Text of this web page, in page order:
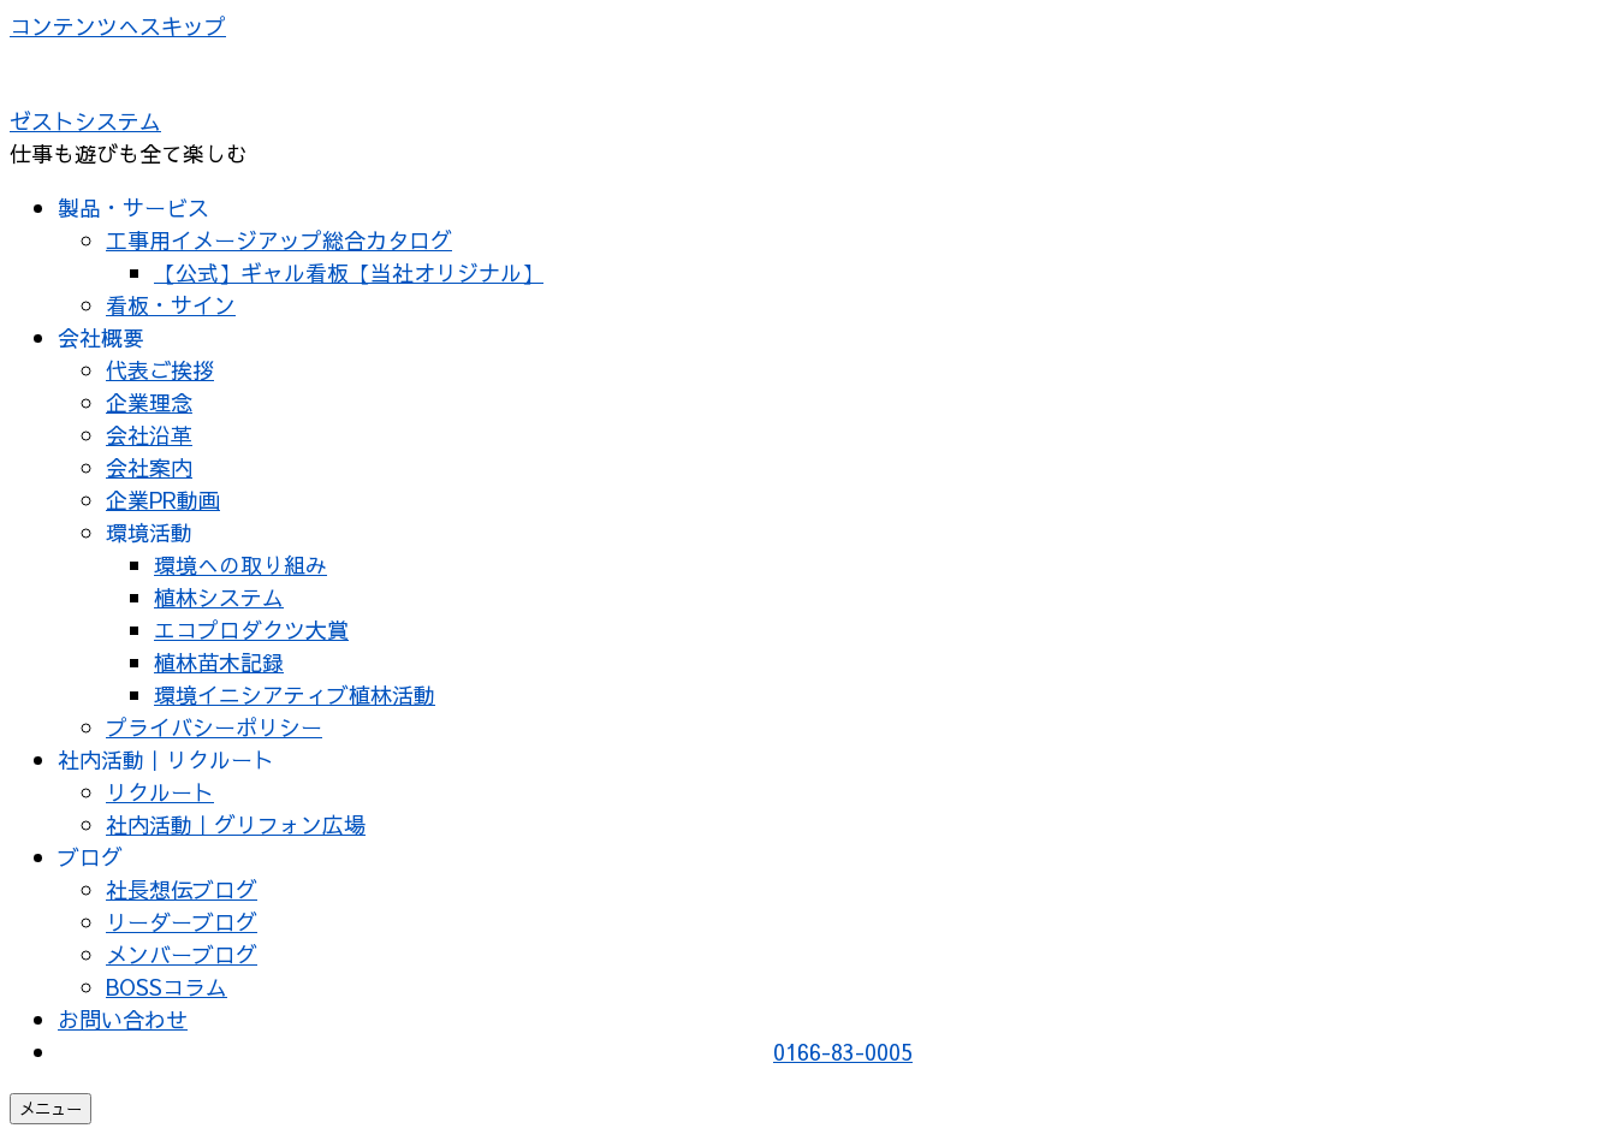
コンテンツへスキップ
ゼストシステム
仕事も遊びも全て楽しむ
製品・サービス
工事用イメージアップ総合カタログ
【公式】ギャル看板【当社オリジナル】
看板・サイン
会社概要
代表ご挨拶
企業理念
会社沿革
会社案内
企業PR動画
環境活動
環境への取り組み
植林システム
エコプロダクツ大賞
植林苗木記録
環境イニシアティブ植林活動
プライバシーポリシー
社内活動｜リクルート
リクルート
社内活動｜グリフォン広場
ブログ
社長想伝ブログ
リーダーブログ
メンバーブログ
BOSSコラム
お問い合わせ
0166-83-0005
メニュー